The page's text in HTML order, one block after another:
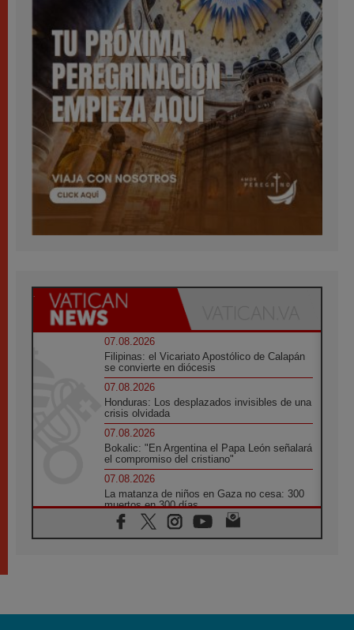
07.08.2026
Filipinas: el Vicariato Apostólico de Calapán
se convierte en diócesis
07.08.2026
Honduras: Los desplazados invisibles de una
crisis olvidada
07.08.2026
Bokalic: "En Argentina el Papa León señalará
el compromiso del cristiano"
07.08.2026
La matanza de niños en Gaza no cesa: 300
muertos en 300 días
07.08.2026
Tagle: La guerra desfigura el mundo, solo la